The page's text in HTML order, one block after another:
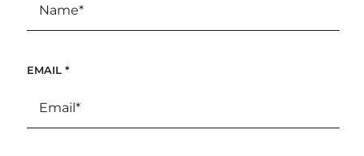
EMAIL *